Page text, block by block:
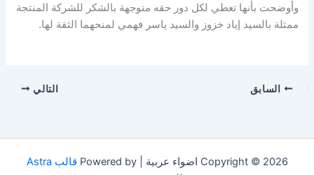
وأوضحت بأنها تعطي لكل دور حقه متوجهة بالشكر للشركة المنتجة
ممثلة بالسيد إياد خزوز والسيد ياسر فهمي لمنحهما الثقة لها.
السابق التالي
Copyright © 2026 اضواء عربية | Powered by
قالب Astra